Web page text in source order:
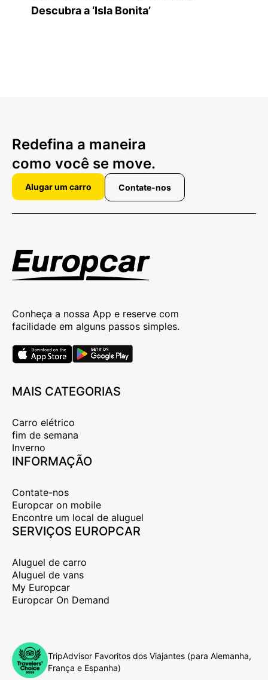
Descubra a ‘Isla Bonita’
Redefina a maneira
como você se move.
Alugar um carro Contate-nos
Conheça a nossa App e reserve com
facilidade em alguns passos simples.
MAIS CATEGORIAS
Carro elétrico
fim de semana
Inverno
INFORMAÇÃO
Contate-nos
Europcar on mobile
Encontre um local de aluguel
SERVIÇOS EUROPCAR
Aluguel de carro
Aluguel de vans
My Europcar
Europcar On Demand
TripAdvisor Favoritos dos Viajantes (para Alemanha,
França e Espanha)